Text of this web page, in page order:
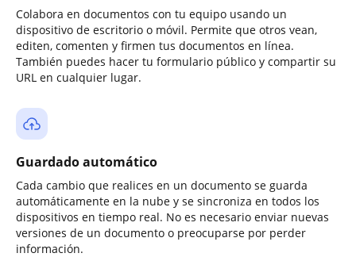
Colabora en documentos con tu equipo usando un
dispositivo de escritorio o móvil. Permite que otros vean,
editen, comenten y firmen tus documentos en línea.
También puedes hacer tu formulario público y compartir su
URL en cualquier lugar.
Guardado automático
Cada cambio que realices en un documento se guarda
automáticamente en la nube y se sincroniza en todos los
dispositivos en tiempo real. No es necesario enviar nuevas
versiones de un documento o preocuparse por perder
información.